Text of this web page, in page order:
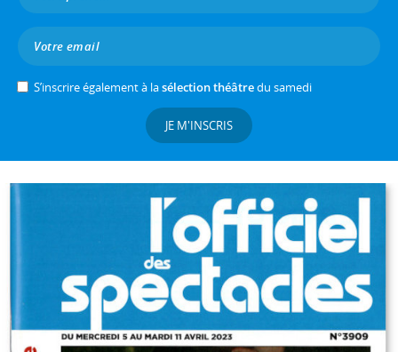
S’inscrire également à lasélection théâtredu samedi
JE M'INSCRIS